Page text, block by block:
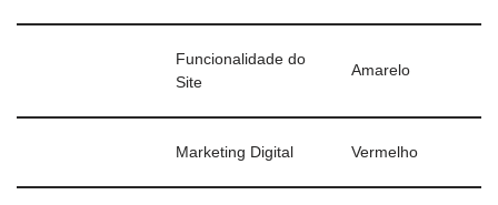
Funcionalidade do
Site
Amarelo
Marketing Digital Vermelho